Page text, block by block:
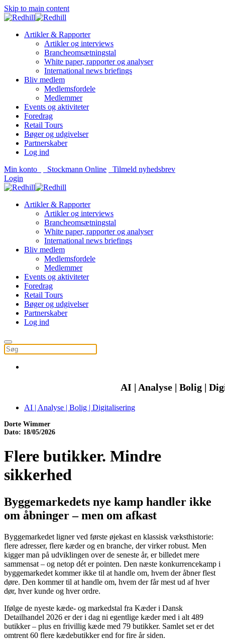
Skip to main content
Artikler & Rapporter
Artikler og interviews
Brancheomsætningstal
White paper, rapporter og analyser
International news briefings
Bliv medlem
Medlemsfordele
Medlemmer
Events og aktiviteter
Foredrag
Retail Tours
Bøger og udgivelser
Partnerskaber
Log ind
Min konto
Stockmann Online
Tilmeld nyhedsbrev
Login
Artikler & Rapporter
Artikler og interviews
Brancheomsætningstal
White paper, rapporter og analyser
International news briefings
Bliv medlem
Medlemsfordele
Medlemmer
Events og aktiviteter
Foredrag
Retail Tours
Bøger og udgivelser
Partnerskaber
Log ind
AI | Analyse | Bolig |
AI | Analyse | Bolig | Digitalisering
Dorte Wimmer
Dato: 18/05/2026
Flere butikker. Mindre
sikkerhed
Byggemarkedets nye kamp handler ikke
om åbninger – men om afkast
Byggemarkedet ligner ved første øjekast en klassisk væksthistorie:
flere adresser, flere kæder og en branche, der virker robust. Men
kigger man på udviklingen over de seneste år, er billedet mere
sammensat – og netop dét er pointen. Den næste konkurrencekamp i
byggemarkedet kommer ikke til at handle om, hvem der åbner flest
døre. Den kommer til at handle om, hvem der får mest ud af hver
dør, hver kunde og hver ordre.
Ifølge de nyeste kæde- og markedstal fra Kæder i Dansk
Detailhandel 2026 er der i dag ni egentlige kæder med i alt 489
butikker – plus en frivillig kæde med 79 butikker. Samlet set er det
omtrent 60 flere kædebutikker end for fire år siden.